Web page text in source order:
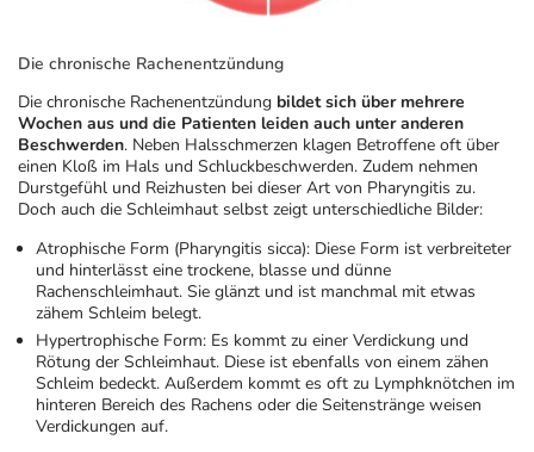
Die chronische Rachenentzündung
Die chronische Rachenentzündung bildet sich über mehrere
Wochen aus und die Patienten leiden auch unter anderen
Beschwerden. Neben Halsschmerzen klagen Betroffene oft über
einen Kloß im Hals und Schluckbeschwerden. Zudem nehmen
Durstgefühl und Reizhusten bei dieser Art von Pharyngitis zu.
Doch auch die Schleimhaut selbst zeigt unterschiedliche Bilder:
Atrophische Form (Pharyngitis sicca): Diese Form ist verbreiteter
und hinterlässt eine trockene, blasse und dünne
Rachenschleimhaut. Sie glänzt und ist manchmal mit etwas
zähem Schleim belegt.
Hypertrophische Form: Es kommt zu einer Verdickung und
Rötung der Schleimhaut. Diese ist ebenfalls von einem zähen
Schleim bedeckt. Außerdem kommt es oft zu Lymphknötchen im
hinteren Bereich des Rachens oder die Seitenstränge weisen
Verdickungen auf.